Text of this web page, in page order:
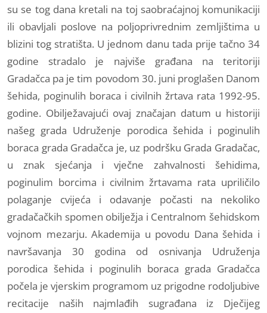
su se tog dana kretali na toj saobraćajnoj komunikaciji
ili obavljali poslove na poljoprivrednim zemljištima u
blizini tog stratišta. U jednom danu tada prije tačno 34
godine stradalo je najviše građana na teritoriji
Gradačca pa je tim povodom 30. juni proglašen Danom
šehida, poginulih boraca i civilnih žrtava rata 1992-95.
godine. Obilježavajući ovaj značajan datum u historiji
našeg grada Udruženje porodica šehida i poginulih
boraca grada Gradačca je, uz podršku Grada Gradačac,
u znak sjećanja i vječne zahvalnosti šehidima,
poginulim borcima i civilnim žrtavama rata upriličilo
polaganje cvijeća i odavanje počasti na nekoliko
gradačačkih spomen obilježja i Centralnom šehidskom
vojnom mezarju. Akademija u povodu Dana šehida i
navršavanja 30 godina od osnivanja Udruženja
porodica šehida i poginulih boraca grada Gradačca
počela je vjerskim programom uz prigodne rodoljubive
recitacije naših najmlađih sugrađana iz Dječijeg